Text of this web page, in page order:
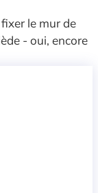
le mur de
- oui, encore